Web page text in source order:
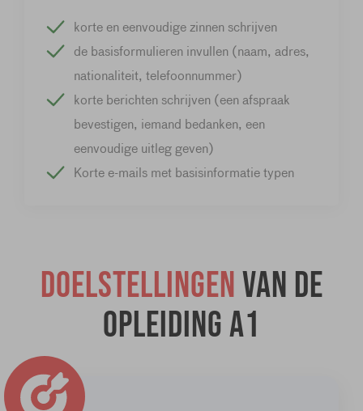
korte en eenvoudige zinnen schrijven
de basisformulieren invullen (naam, adres,
nationaliteit, telefoonnummer)
korte berichten schrijven (een afspraak
bevestigen, iemand bedanken, een
eenvoudige uitleg geven)
Korte e-mails met basisinformatie typen
Doelstellingenvan de
opleiding A1